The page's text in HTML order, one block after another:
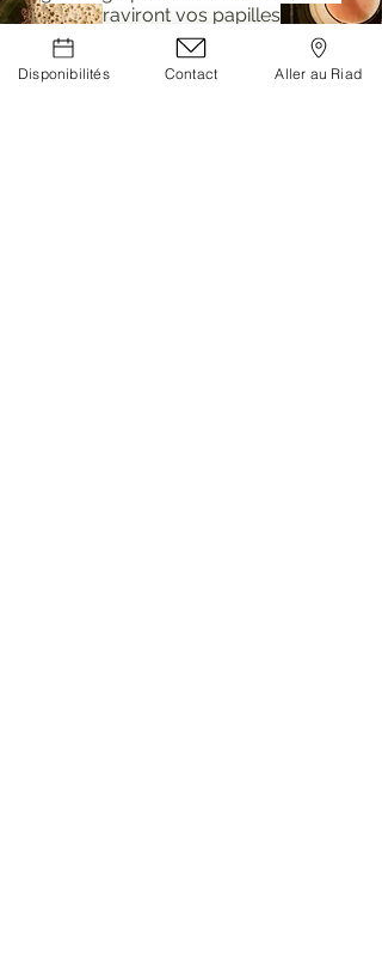
raviront vos papilles
Disponibilités Contact Aller au Riad